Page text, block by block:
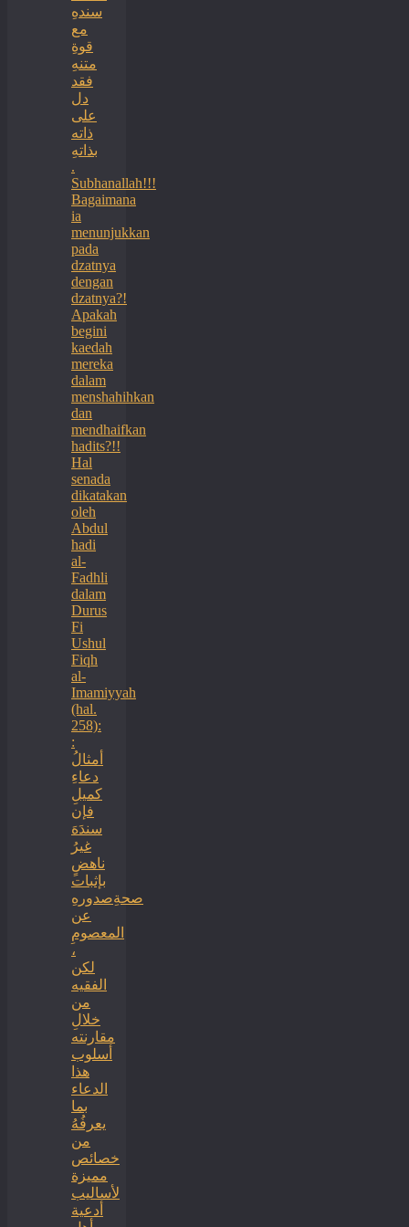
سندهِ
مع
قوةِ
متنهِ
فقد
دل
على
ذاته
بذاتهِ
.
Subhanallah!!!
Bagaimana
ia
menunjukkan
pada
dzatnya
dengan
dzatnya?!
Apakah
begini
kaedah
mereka
dalam
menshahihkan
dan
mendhaifkan
hadits?!!
Hal
senada
dikatakan
oleh
Abdul
hadi
al-
Fadhli
dalam
Durus
Fi
Ushul
Fiqh
al-
Imamiyyah
(hal.
258):
:
أمثالُ
دعاءِ
كميلِ
فإن
سندَهَ
غيرُ
ناهضٍ
بإثبات
صحةِصدورهِ
عن
المعصومِ
،
لكن
الفقيه
من
خلالِ
مقارنته
أسلوب
هذا
الدعاء
بما
يعرفُهُ
من
خصائص
مميزة
لأساليب
أدعية